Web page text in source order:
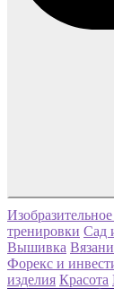
тренировки Сад
Вышивка
Форекс и
изделия Красота